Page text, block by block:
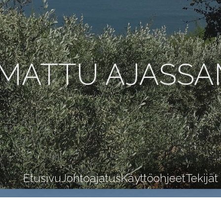
EtusivuJohtoajatusKäyttöohjeetTekijät